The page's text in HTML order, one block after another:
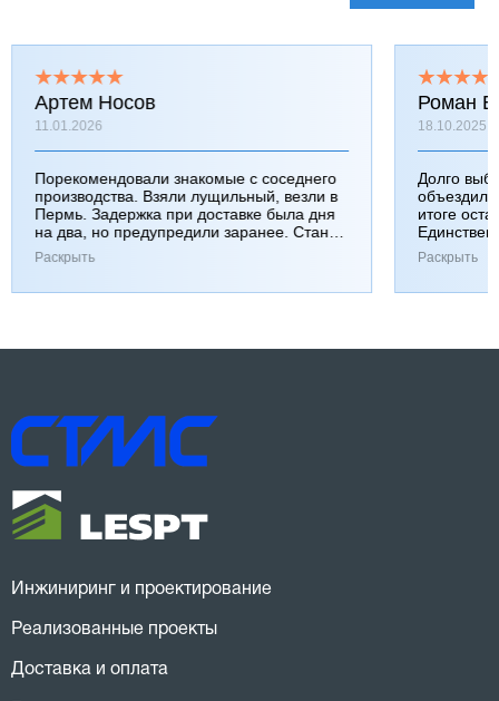
Артем Носов
11.01.2026
Порекомендовали знакомые с соседнего
производства. Взяли лущильный, везли в
Пермь. Задержка при доставке была дня
на два, но предупредили заранее. Станок
работает хорошо, к качеству вопросов нет.
Раскрыть
Роман
18.10.2025
Долго
итоге
Раскрыть
Инжиниринг и проектирование
Реализованные проекты
Доставка и оплата